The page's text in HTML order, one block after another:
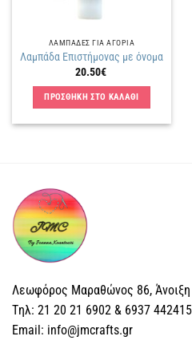
ΛΑΜΠΑΔΕΣ ΓΙΑ ΑΓΟΡΙΑ
Λαμπάδα Επιστήμονας με όνομα
20.50€
ΠΡΟΣΘΗΚΗ ΣΤΟ ΚΑΛΑΘΙ
Λεωφόρος Μαραθώνος 86, Άνοιξη
Tηλ: 21 20 21 6902 & 6937 442415
Email: info@jmcrafts.gr